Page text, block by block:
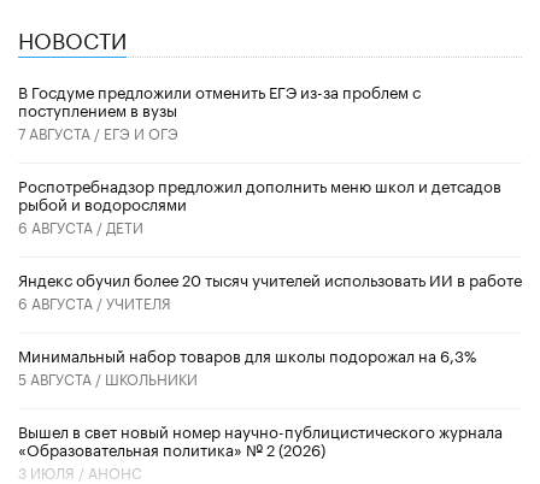
НОВОСТИ
В Госдуме предложили отменить ЕГЭ из-за проблем с
поступлением в вузы
7 АВГУСТА / ЕГЭ И ОГЭ
Роспотребнадзор предложил дополнить меню школ и детсадов
рыбой и водорослями
6 АВГУСТА / ДЕТИ
​Яндекс обучил более 20 тысяч учителей использовать ИИ в работе
6 АВГУСТА /УЧИТЕЛЯ
Минимальный набор товаров для школы подорожал на 6,3%
5 АВГУСТА / ШКОЛЬНИКИ
Вышел в свет новый номер научно-публицистического журнала
«Образовательная политика» № 2 (2026)
3 ИЮЛЯ / АНОНС